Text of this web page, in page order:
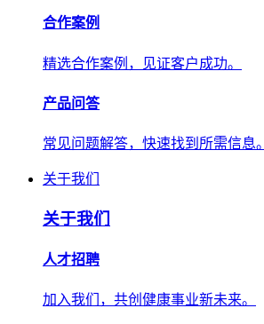
合作案例
精选合作案例，见证客户成功。
产品问答
常见问题解答，快速找到所需信息。
关于我们
关于我们
人才招聘
加入我们，共创健康事业新未来。